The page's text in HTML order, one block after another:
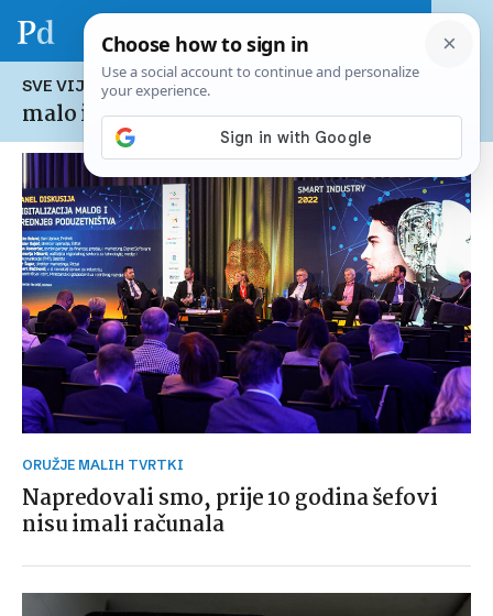
SVE VIJESTI NA TEMU:
malo i srednje poduzetništvo u RH
ORUŽJE MALIH TVRTKI
Napredovali smo, prije 10 godina šefovi
nisu imali računala